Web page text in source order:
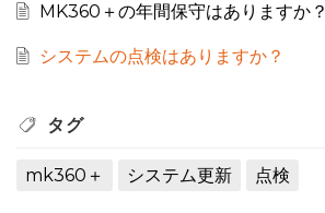
MK360＋の年間保守はありますか？
システムの点検はありますか？
タグ
mk360＋ システム更新 点検